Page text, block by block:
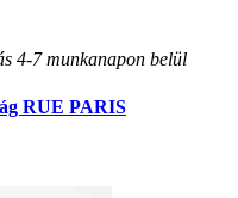
4-7 munkanapon belül
RUE PARIS